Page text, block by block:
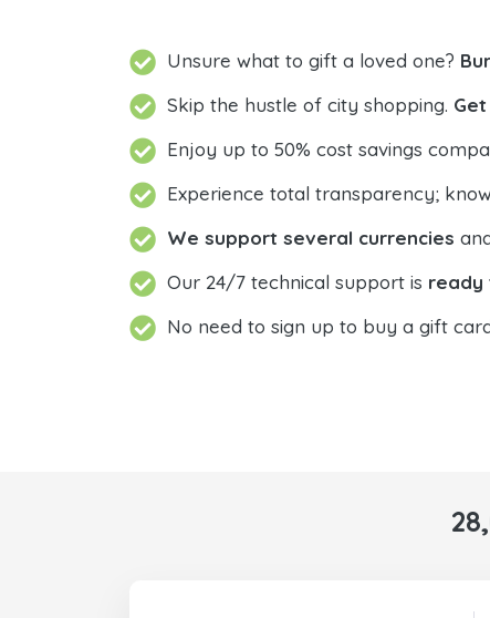
Unsure what to gift a loved one?
Skip the hustle of city shopping.
Enjoy up to 50% cost savings
Experience total transparency;
We support several currencies
Our 24/7 technical support is ready
No need to sign up to buy a gift